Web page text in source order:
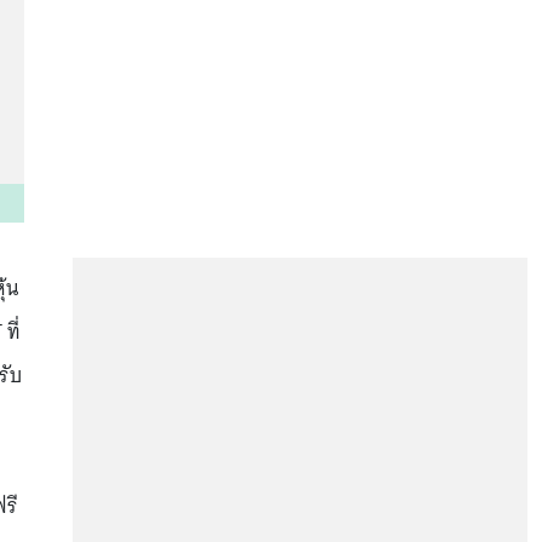
น
ที่
บ